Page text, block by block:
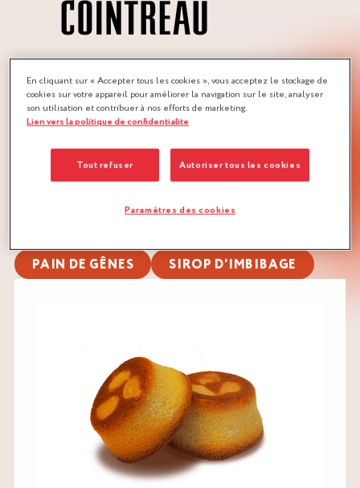
MÉTIERS :
BOULANGER
QUANTITÉ :
Recette pour 40 moules à florentins
TÉLÉCHARGER LA RECETTE
PAIN DE GÊNES
SIROP D'IMBIBAGE
En cliquant sur « Accepter tous les cookies », vous acceptez le stockage de
cookies sur votre appareil pour améliorer la navigation sur le site, analyser
son utilisation et contribuer à nos efforts de marketing.
Lien vers la politique de confidentialite
Tout refuser Autoriser tous les cookies
Paramètres des cookies